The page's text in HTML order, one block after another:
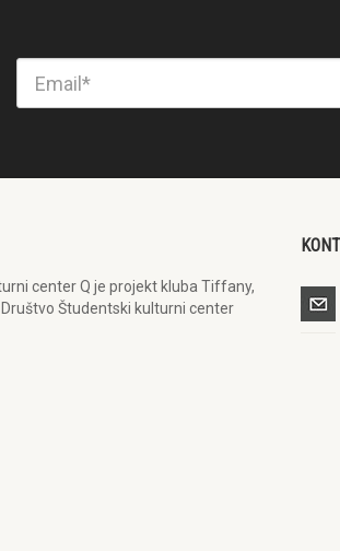
center Q je projekt kluba Tiffany,
Društvo Študentski kulturni center